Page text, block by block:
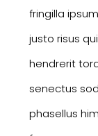
fringilla
justo risus
hendrerit
senectus
phasellus